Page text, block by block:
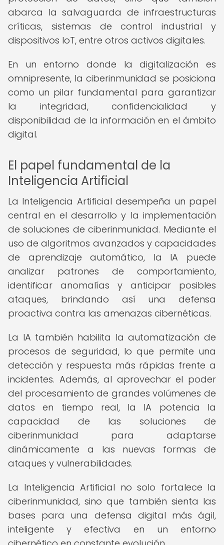
abarca la salvaguarda de infraestructuras
críticas, sistemas de control industrial y
dispositivos IoT, entre otros activos digitales.
En un entorno donde la digitalización es
omnipresente, la ciberinmunidad se posiciona
como un pilar fundamental para garantizar
la integridad, confidencialidad y
disponibilidad de la información en el ámbito
digital.
El papel fundamental de la
Inteligencia Artificial
La Inteligencia Artificial desempeña un papel
central en el desarrollo y la implementación
de soluciones de ciberinmunidad. Mediante el
uso de algoritmos avanzados y capacidades
de aprendizaje automático, la IA puede
analizar patrones de comportamiento,
identificar anomalías y anticipar posibles
ataques, brindando así una defensa
proactiva contra las amenazas cibernéticas.
La IA también habilita la automatización de
procesos de seguridad, lo que permite una
detección y respuesta más rápidas frente a
incidentes. Además, al aprovechar el poder
del procesamiento de grandes volúmenes de
datos en tiempo real, la IA potencia la
capacidad de las soluciones de
ciberinmunidad para adaptarse
dinámicamente a las nuevas formas de
ataques y vulnerabilidades.
La Inteligencia Artificial no solo fortalece la
ciberinmunidad, sino que también sienta las
bases para una defensa digital más ágil,
inteligente y efectiva en un entorno